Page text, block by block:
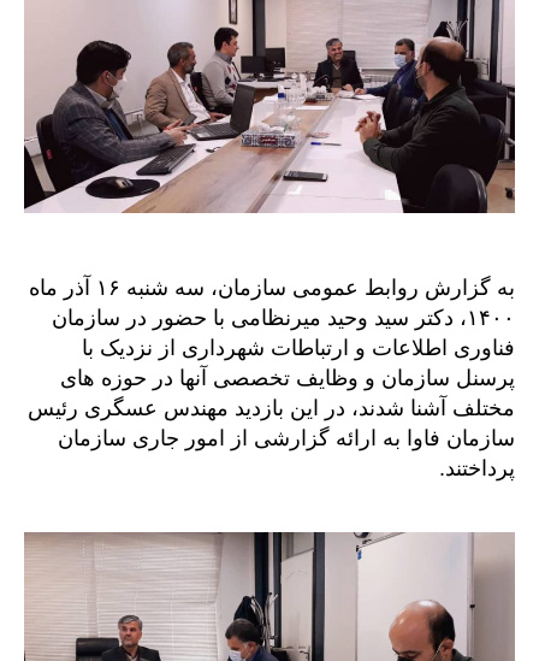
به گزارش روابط عمومی سازمان، سه شنبه ۱۶ آذر ماه
۱۴۰۰، دکتر سید وحید میرنظامی با حضور در سازمان
فناوری اطلاعات و ارتباطات شهرداری از نزدیک با
پرسنل سازمان و وظایف تخصصی آنها در حوزه های
مختلف آشنا شدند، در این بازدید مهندس عسگری رئیس
سازمان فاوا به ارائه گزارشی از امور جاری سازمان
پرداختند.